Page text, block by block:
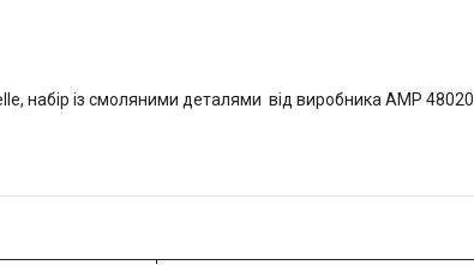
набір із смоляними деталями від виробника AMP 48020